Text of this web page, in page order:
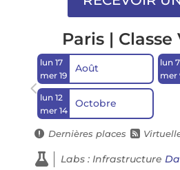
Paris |
lun 17
mer 19
Août
lun 12
mer 14
Octobre
lun 7
mer
 Dernières places 
 Labs : Infrastructure